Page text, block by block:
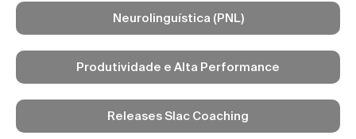
Neurolinguística (PNL)
Produtividade e Alta Performance
Releases Slac Coaching